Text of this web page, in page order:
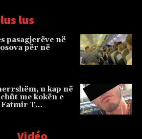
lus
pasagjerëve në
për në
u kap në
me kokën e
Fatmir T…
Vidéo